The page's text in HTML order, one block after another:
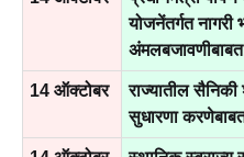
योजनेंतर्गत नागरी
14 ऑक्टोबर
राज्यातील सैनिकी
सुधारणा